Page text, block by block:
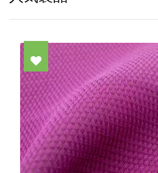
とができます。